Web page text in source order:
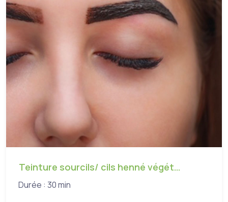
Teinture sourcils/ cils henné végét…
Durée : 30 min